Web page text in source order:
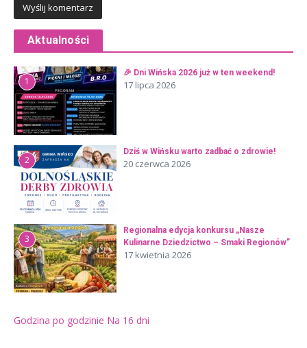
Aktualności
1
🎉 Dni Wińska 2026 już w ten weekend!
17 lipca 2026
2
Dziś w Wińsku warto zadbać o zdrowie!
20 czerwca 2026
3
Regionalna edycja konkursu „Nasze
Kulinarne Dziedzictwo – Smaki Regionów”
17 kwietnia 2026
Godzina po godzinie Na 16 dni